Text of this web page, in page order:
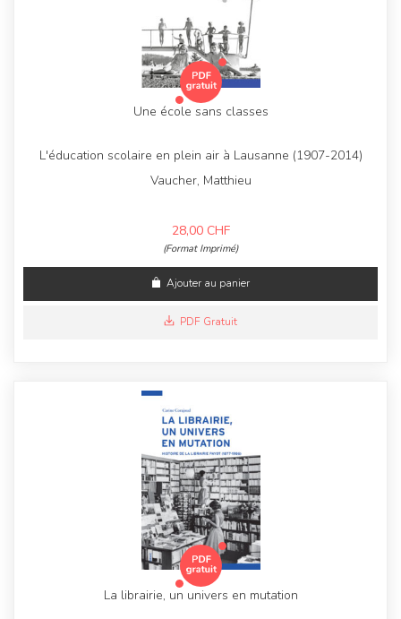
Une école sans classes
L'éducation scolaire en plein air à Lausanne (1907-2014)
Vaucher, Matthieu
28,00 CHF
(Format Imprimé)
Ajouter au panier
PDF Gratuit
La librairie, un univers en mutation